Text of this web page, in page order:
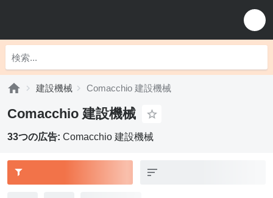
建設機械 Comacchio 建設機械
Comacchio 建設機械
33つの広告: Comacchio 建設機械